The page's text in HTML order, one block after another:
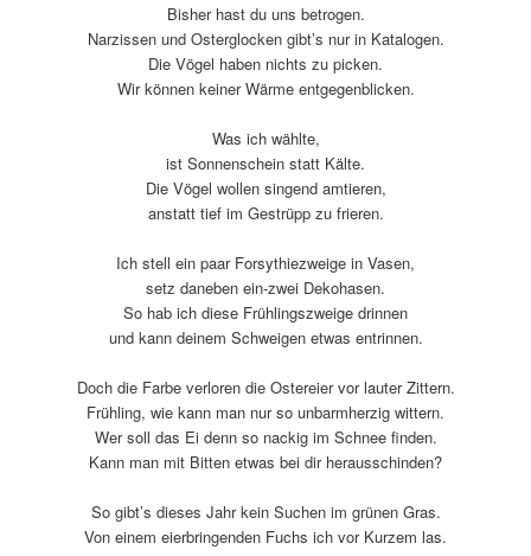
Bisher hast du uns betrogen.
Narzissen und Osterglocken gibt’s nur in Katalogen.
Die Vögel haben nichts zu picken.
Wir können keiner Wärme entgegenblicken.
Was ich wählte,
ist Sonnenschein statt Kälte.
Die Vögel wollen singend amtieren,
anstatt tief im Gestrüpp zu frieren.
Ich stell ein paar Forsythiezweige in Vasen,
setz daneben ein-zwei Dekohasen.
So hab ich diese Frühlingszweige drinnen
und kann deinem Schweigen etwas entrinnen.
Doch die Farbe verloren die Ostereier vor lauter Zittern.
Frühling, wie kann man nur so unbarm­herzig wittern.
Wer soll das Ei denn so nackig im Schnee finden.
Kann man mit Bitten etwas bei dir herausschinden?
So gibt’s dieses Jahr kein Suchen im grünen Gras.
Von einem eier­brin­genden Fuchs ich vor Kurzem las.